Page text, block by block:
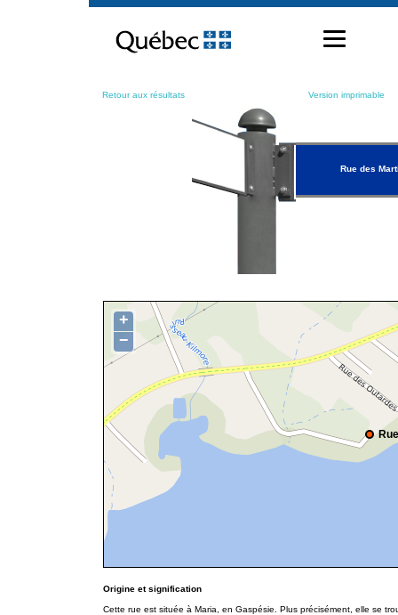
contenu
Retour aux résultats Version imprimable
Rue des
+
−
Origine et signification
Cette rue est située à Maria, en Gaspésie. Plus précisément, elle se